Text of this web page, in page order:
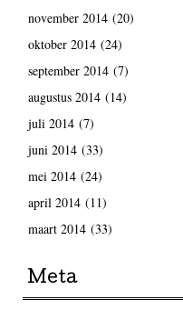
november 2014(20)
oktober 2014(24)
september 2014(7)
augustus 2014(14)
juli 2014(7)
juni 2014(33)
mei 2014(24)
april 2014(11)
maart 2014(33)
Meta